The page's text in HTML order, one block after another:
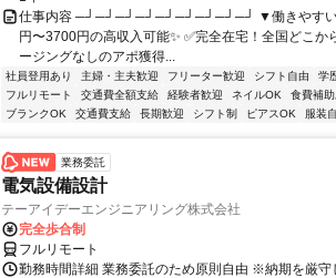
仕事内容 ─┘─┘─┘─┘─┘─┘─┘─┘─┘ ▼働きやすい
円〜3700円の高収入可能✨ ✅完全在宅！全国どこか
ージングなしのアポ獲得...
社員登用あり 主婦・主夫歓迎 フリーター歓迎 シフト自由 学
フルリモート
交通費全額支給 経験者歓迎 ネイルOK 食費補助
ブランクOK
交通費支給 長期歓迎 シフト制 ピアスOK 服装
業務委託
電気設備設計
テーアイデーエンジニアリング株式会社
完全歩合制
フルリモート
勤務時間詳細 業務委託のため原則自由 ※納期を厳守